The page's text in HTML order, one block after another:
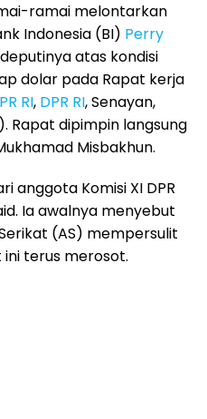
ramai melontarkan
Indonesia (BI) Perry
atas kondisi
dolar pada Rapat kerja
RI, DPR RI, Senayan,
Rapat dipimpin langsung
Misbakhun.
anggota Komisi XI DPR
Ia awalnya menyebut
(AS) mempersulit
terus merosot.